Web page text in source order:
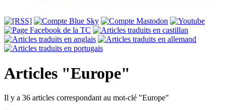
Articles "Europe"
Il y a 36 articles correspondant au mot-clé "Europe"